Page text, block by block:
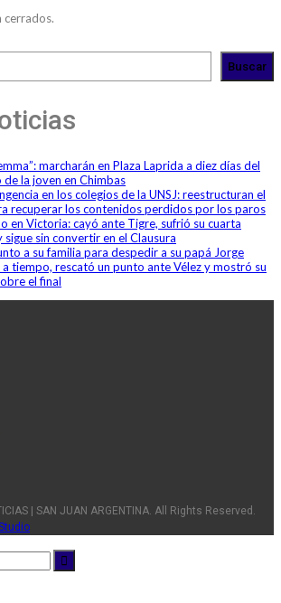
cerrados.
Buscar
marcharán en Plaza Laprida a diez días del
la joven en Chimbas
en los colegios de la UNSJ: reestructuran el
recuperar los contenidos perdidos por los paros
en Victoria: cayó ante Tigre, sufrió su cuarta
sin convertir en el Clausura
a su familia para despedir a su papá Jorge
tiempo, rescató un punto ante Vélez y mostró su
el final
| SAN JUAN ARGENTINA. All Rights Reserved.